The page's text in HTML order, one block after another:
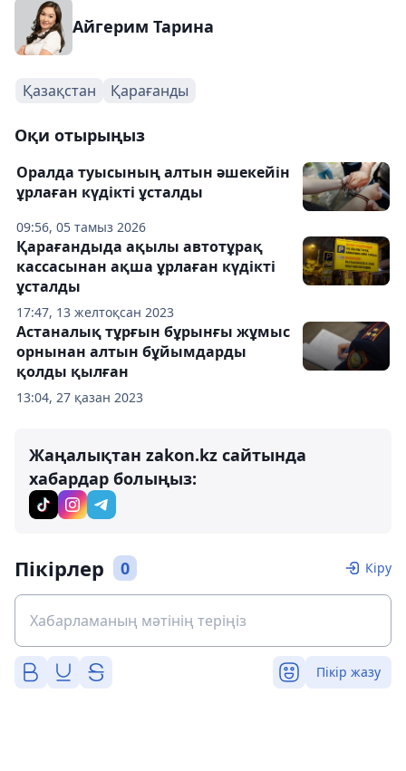
Айгерим Тарина
Қазақстан Қарағанды
Оқи отырыңыз
09:56, 05 тамыз 2026
Оралда туысының алтын әшекейін
ұрлаған күдікті ұсталды
17:47, 13 желтоқсан 2023
Қарағандыда ақылы автотұрақ
кассасынан ақша ұрлаған күдікті
ұсталды
13:04, 27 қазан 2023
Астаналық тұрғын бұрынғы жұмыс
орнынан алтын бұйымдарды
қолды қылған
Жаңалықтан zakon.kz сайтында
хабардар болыңыз:
Пікірлер 0 Кіру
Пікір жазу